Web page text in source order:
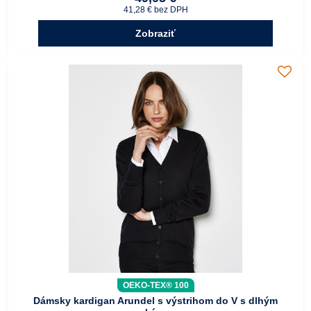
41,28 € bez DPH
Zobraziť
OEKO-TEX® 100
Dámsky kardigan Arundel s výstrihom do V s dlhým